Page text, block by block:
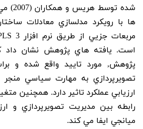
شده
ها با رويکرد مدلسازي معادلات
است. يافته هاي پژوهش نشان داد
پژوهش, مورد تاييد واقع شده و
تصويرپردازي به مهارت سياسي
ارزيابي عملکرد تاثير دارد. همچنين
رابطه بين مديريت تصويرپردازي و
ميانجي ايفا مي کند.